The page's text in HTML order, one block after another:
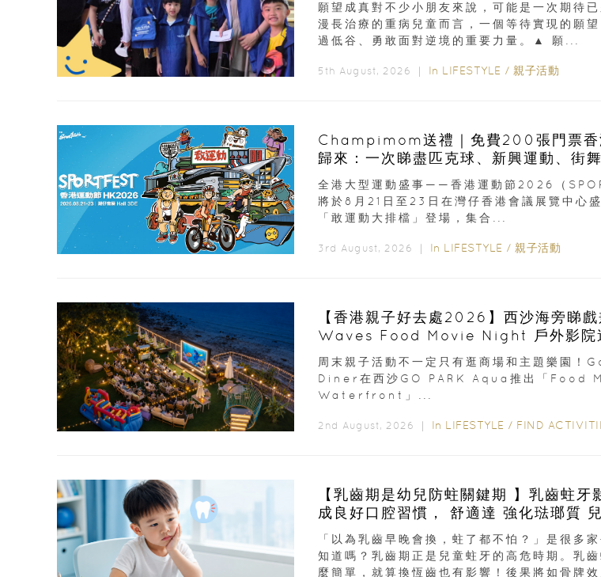
願望成真對不少小朋友來說，可能是一次期待
漫長治療的重病兒童而言，一個等待實現的願
過低谷、勇敢面對逆境的重要力量。▲ 願...
5th August, 2026 ｜ In LIFESTYLE / 親子活動
Champimom送禮｜免費200張門票
歸來：一次睇盡匹克球、新興運動、街
展覽
全港大型運動盛事——香港運動節2026（
將於8月21日至23日在灣仔香港會議展覽中心
「敢運動大排檔」登場，集合...
3rd August, 2026 ｜ In LIFESTYLE / 親子活動
【香港親子好去處2026】西沙海旁睇
Waves Food Movie Night 戶外影院
周末親子活動不一定只有逛商場和主題樂園
Diner在西沙GO PARK Aqua推出「
Waterfront」...
2nd August, 2026 ｜ In LIFESTYLE / FIND
【乳齒期是幼兒防蛀關鍵期 】乳齒蛀牙
成良好口腔習慣， 舒適達 強化
「以為乳齒早晚會換，蛀了都不怕？」是很多
知道嗎？乳齒期正是兒童蛀牙的高危時期。乳
麼簡單，就算換恆齒也有影響！後果將如骨牌效